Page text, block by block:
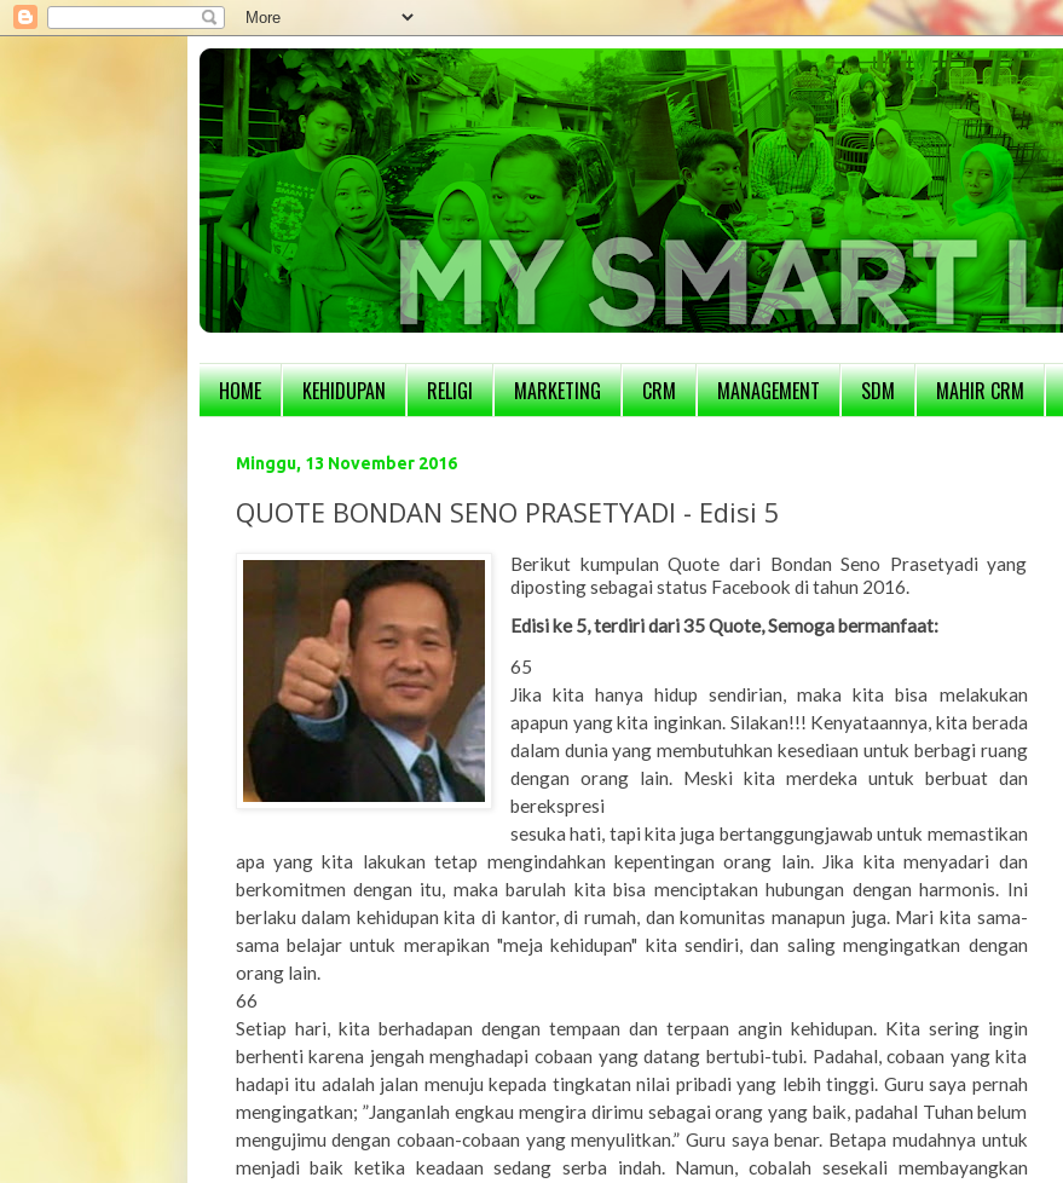
HOME KEHIDUPAN RELIGI MARKETING CRM MANAGEMENT SDM MAHIR CRM
Minggu, 13 November 2016
QUOTE BONDAN SENO PRASETYADI - Edisi 5
Berikut kumpulan Quote dari Bondan Seno Prasetyadi yang
diposting sebagai status Facebook di tahun 2016.
Edisi ke 5, terdiri dari 35 Quote, Semoga bermanfaat:
65
Jika kita hanya hidup sendirian, maka kita bisa melakukan
apapun yang kita inginkan. Silakan!!! Kenyataannya, kita berada
dalam dunia yang membutuhkan kesediaan untuk berbagi ruang
dengan orang lain. Meski kita merdeka untuk berbuat dan
berekspresi
sesuka hati, tapi kita juga bertanggungjawab untuk memastikan
apa yang kita lakukan tetap mengindahkan kepentingan orang lain. Jika kita menyadari dan
berkomitmen dengan itu, maka barulah kita bisa menciptakan hubungan dengan harmonis. Ini
berlaku dalam kehidupan kita di kantor, di rumah, dan komunitas manapun juga. Mari kita sama-
sama belajar untuk merapikan "meja kehidupan" kita sendiri, dan saling mengingatkan dengan
orang lain.
66
Setiap hari, kita berhadapan dengan tempaan dan terpaan angin kehidupan. Kita sering ingin
berhenti karena jengah menghadapi cobaan yang datang bertubi-tubi. Padahal, cobaan yang kita
hadapi itu adalah jalan menuju kepada tingkatan nilai pribadi yang lebih tinggi. Guru saya pernah
mengingatkan; ”Janganlah engkau mengira dirimu sebagai orang yang baik, padahal Tuhan belum
mengujimu dengan cobaan-cobaan yang menyulitkan.” Guru saya benar. Betapa mudahnya untuk
menjadi baik ketika keadaan sedang serba indah. Namun, cobalah sesekali membayangkan